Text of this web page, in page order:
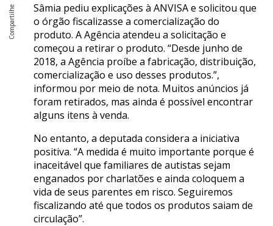
Sâmia pediu explicações à ANVISA e solicitou que
o órgão fiscalizasse a comercialização do
produto. A Agência atendeu a solicitação e
começou a retirar o produto. “Desde junho de
2018, a Agência proíbe a fabricação, distribuição,
comercialização e uso desses produtos.”,
informou por meio de nota. Muitos anúncios já
foram retirados, mas ainda é possível encontrar
alguns itens à venda.
No entanto, a deputada considera a iniciativa
positiva. “A medida é muito importante porque é
inaceitável que familiares de autistas sejam
enganados por charlatões e ainda coloquem a
vida de seus parentes em risco. Seguiremos
fiscalizando até que todos os produtos saiam de
circulação”.